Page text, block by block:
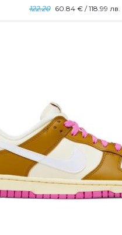
122.20 60.84 € / 118.99 лв.